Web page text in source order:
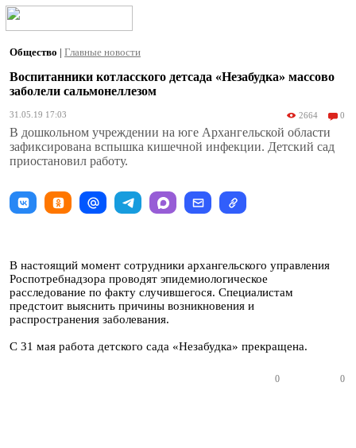
Общество | Главные новости
Воспитанники котласского детсада «Незабудка» массово
заболели сальмонеллезом
31.05.19 17:03 2664 0
В дошкольном учреждении на юге Архангельской области
зафиксирована вспышка кишечной инфекции. Детский сад
приостановил работу.
В настоящий момент сотрудники архангельского управления
Роспотребнадзора проводят эпидемиологическое
расследование по факту случившегося. Специалистам
предстоит выяснить причины возникновения и
распространения заболевания.
С 31 мая работа детского сада «Незабудка» прекращена.
0 0